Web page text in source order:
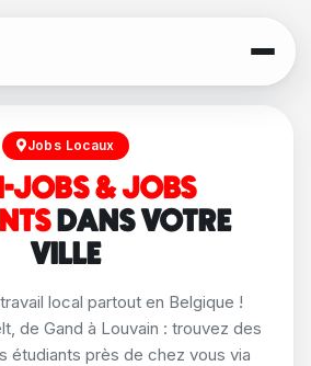
Jobs Locaux
JOBS & JOBS
DANS VOTRE
VILLE
local partout en Belgique !
de Gand à Louvain : trouvez des
étudiants près de chez vous via